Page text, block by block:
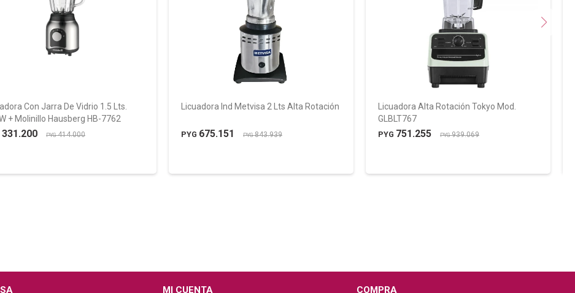
Con Jarra De Vidrio 1.5 Lts.
+ Molinillo Hausberg HB-7762
331.200 PYG414.000
Licuadora Ind Metvisa 2 Lts Alta Rotación
PYG 675.151 PYG843.939
Licuadora Alta Rotación Tokyo Mod.
GLBLT767
PYG 751.255 PYG939.069
COMPRA
MI CUENTA